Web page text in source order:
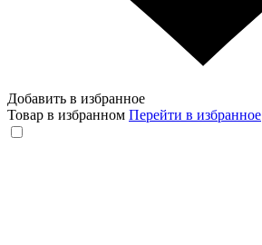
Добавить в избранное
Товар в избранном Перейти в избранное